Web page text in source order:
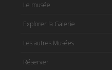
Le musée
Explorer la Galerie
Les autres Musées
Réserver